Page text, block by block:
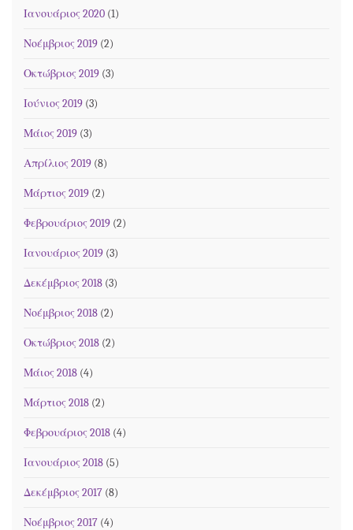
Ιανουάριος 2020 (1)
Νοέμβριος 2019 (2)
Οκτώβριος 2019 (3)
Ιούνιος 2019 (3)
Μάιος 2019 (3)
Απρίλιος 2019 (8)
Μάρτιος 2019 (2)
Φεβρουάριος 2019 (2)
Ιανουάριος 2019 (3)
Δεκέμβριος 2018 (3)
Νοέμβριος 2018 (2)
Οκτώβριος 2018 (2)
Μάιος 2018 (4)
Μάρτιος 2018 (2)
Φεβρουάριος 2018 (4)
Ιανουάριος 2018 (5)
Δεκέμβριος 2017 (8)
Νοέμβριος 2017 (4)